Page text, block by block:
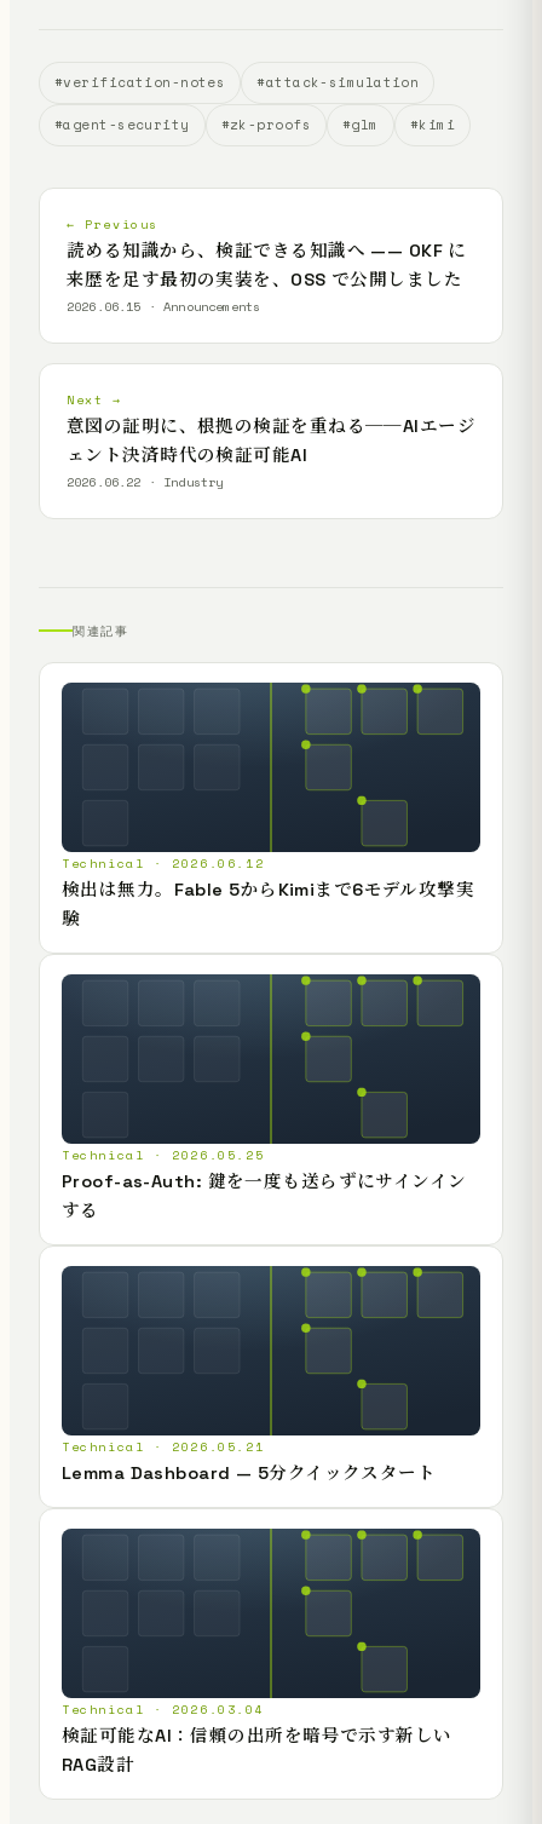
#verification-notes #attack-simulation
#agent-security #zk-proofs #glm #kimi
← Previous
読める知識から、検証できる知識へ —— OKF に
来歴を足す最初の実装を、OSS で公開しました
2026.06.15 · Announcements
Next →
意図の証明に、根拠の検証を重ねる──AIエージ
ェント決済時代の検証可能AI
2026.06.22 · Industry
関連記事
Technical · 2026.06.12
検出は無力。Fable 5からKimiまで6モデル攻撃実
験
Technical · 2026.05.25
Proof-as-Auth: 鍵を一度も送らずにサインイン
する
Technical · 2026.05.21
Lemma Dashboard — 5分クイックスタート
Technical · 2026.03.04
検証可能なAI：信頼の出所を暗号で示す新しい
RAG設計